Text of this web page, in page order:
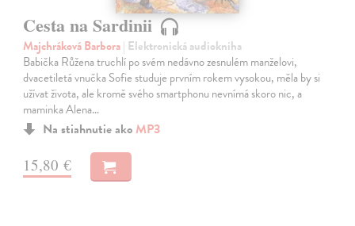
Cesta na Sardinii
Majchráková Barbora| Elektronická audiokniha
Babička Růžena truchlí po svém nedávno zesnulém manželovi,
dvacetiletá vnučka Sofie studuje prvním rokem vysokou, měla by si
užívat života, ale kromě svého smartphonu nevnímá skoro nic, a
maminka Alena…
Na stiahnutie ako MP3
15,80 €